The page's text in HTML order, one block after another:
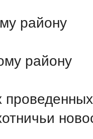
району
району